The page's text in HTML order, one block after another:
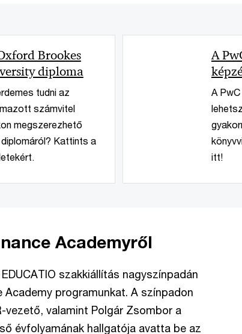
Brookes
diploma
tudni az
számvitel
megszerezhető
Kattints a
A
A
itt!
Academyről
szakkiállítás nagyszínpadán
Academy programunkat. A színpadon
vezető, valamint Polgár Zsombor a
évfolyamának hallgatója avatta be az